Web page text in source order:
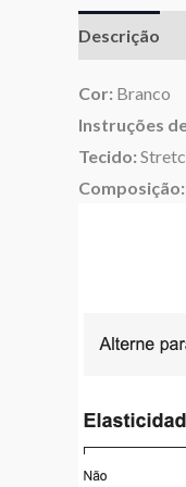
Descrição
Cor: Branco
Instruções
Tecido:
Composição: